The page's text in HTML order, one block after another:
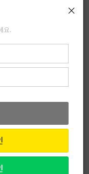
아픔도 못 느끼고
근화 원장님 전문성과
치과에요.
×
요.